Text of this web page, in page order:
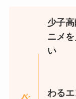
少子
ニメ
ス
わる